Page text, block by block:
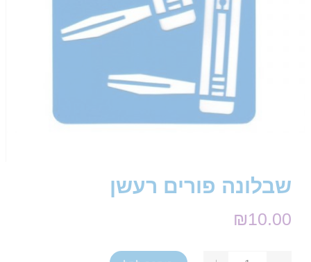
שבלונה פורים רעשן
₪10.00